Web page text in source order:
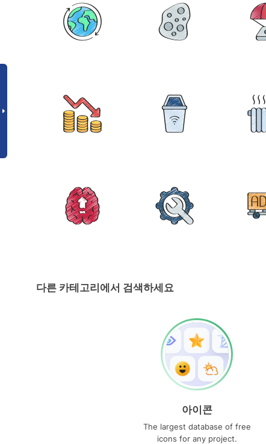
다른 카테고리에서 검색하세요
아이콘
The largest database of free
icons for any project.